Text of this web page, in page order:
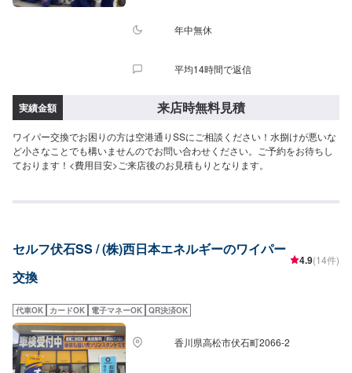
年中無休
平均14時間で返信
実績金額 来店時無料見積
ワイパー交換でお困りの方は空港通りSSにご相談ください！水捌けが悪いな
ど小さなことでも構いませんのでお問い合わせください。ご予約をお待ちし
ております！<費用目安>ご来店後のお見積もりとなります。
セルフ伏石SS / (株)西日本エネルギーのワイパー
交換
4.9(14件)
代車OK カードOK 電子マネーOK QR決済OK
香川県高松市伏石町2066-2